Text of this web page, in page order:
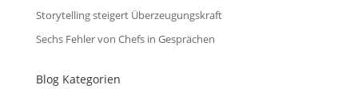
Storytelling steigert Überzeugungskraft
Sechs Fehler von Chefs in Gesprächen
Blog Kategorien